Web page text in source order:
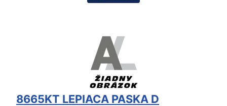
8665KT LEPIACA PASKA D